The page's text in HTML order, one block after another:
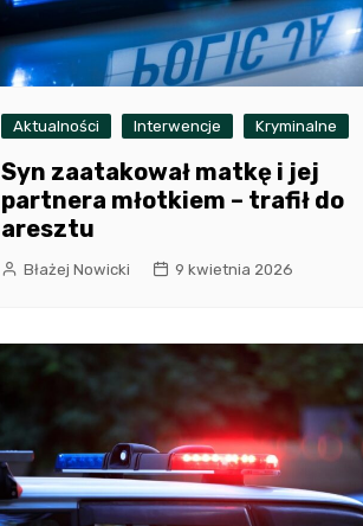
Aktualności Interwencje Kryminalne
Syn zaatakował matkę i jej
partnera młotkiem – trafił do
aresztu
Błażej Nowicki 9 kwietnia 2026